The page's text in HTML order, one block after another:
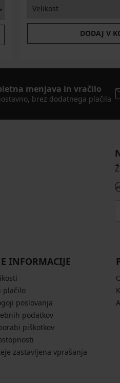
DODAJ V
menjava in vračilo
brez dodatnega plačila
INFORMACIJE
plačilo
poslovanja
podatkov
piškotkov
zastavljena vprašanja